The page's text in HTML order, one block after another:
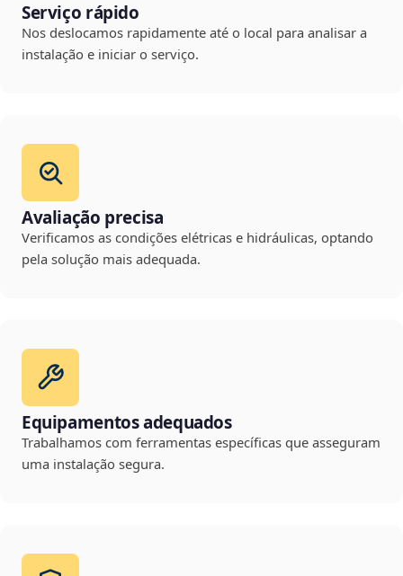
Serviço rápido
Nos deslocamos rapidamente até o local para analisar a
instalação e iniciar o serviço.
Avaliação precisa
Verificamos as condições elétricas e hidráulicas, optando
pela solução mais adequada.
Equipamentos adequados
Trabalhamos com ferramentas específicas que asseguram
uma instalação segura.